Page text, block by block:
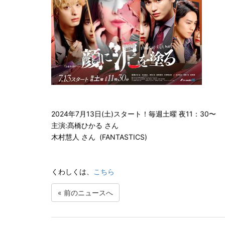
2024年7月13日(土)スタート！毎週土曜 夜11：30〜
主演:髙橋ひかる さん
木村慧人 さん (FANTASTICS)
くわしくは、 こちら
« 前のニュースへ